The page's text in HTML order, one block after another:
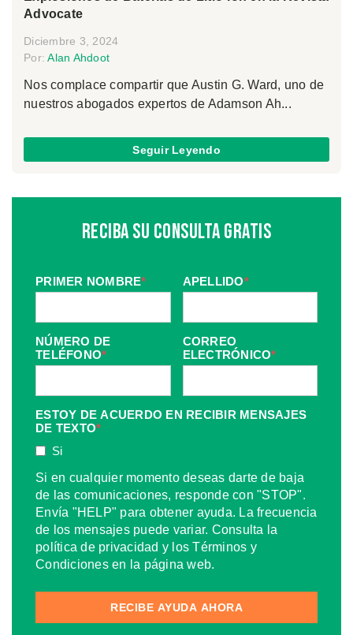
Advocate
Diciembre 3, 2024
Por:Alan Ahdoot
Nos complace compartir que Austin G. Ward, uno de
nuestros abogados expertos de Adamson Ah...
Seguir Leyendo
Reciba Su Consulta Gratis
PRIMER NOMBRE* APELLIDO*
NÚMERO DE
TELÉFONO*
CORREO
ELECTRÓNICO*
ESTOY DE ACUERDO EN RECIBIR MENSAJES
DE TEXTO*
Si
Si en cualquier momento deseas darte de baja
de las comunicaciones, responde con "STOP".
Envía "HELP" para obtener ayuda. La frecuencia
de los mensajes puede variar. Consulta la
política de privacidad y los Términos y
Condiciones en la página web.